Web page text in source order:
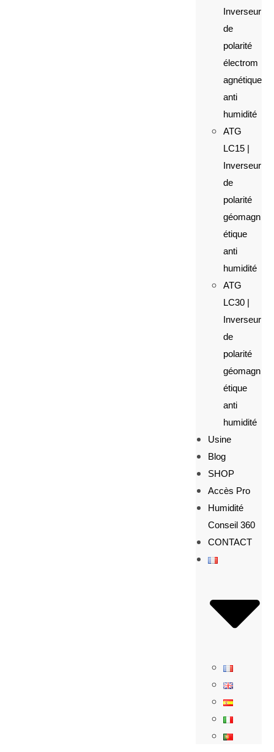
Inverseur
de
polarité
électrom
agnétique
anti
humidité
ATG
LC15 |
Inverseur
de
polarité
géomagn
étique
anti
humidité
ATG
LC30 |
Inverseur
de
polarité
géomagn
étique
anti
humidité
Usine
Blog
SHOP
Accès Pro
Humidité
Conseil 360
CONTACT